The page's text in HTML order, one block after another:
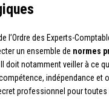
l’Ordre des Experts-
un ensemble de normes
Il doit notamment veiller à ce
indépendance et
professionnel pour